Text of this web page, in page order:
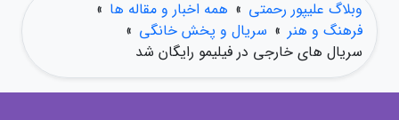
وبلاگ علیپور رحمتی » همه اخبار و مقاله ها »
فرهنگ و هنر » سریال و پخش خانگی »
سریال های خارجی در فیلیمو رایگان شد